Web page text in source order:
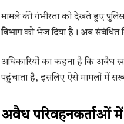
मामले की गंभीरता को देखते हुए पुलिस
विभागको भेज दिया है। अब संबंधित
अधिकारियों का कहना है कि अवैध
पहुंचाता है, इसलिए ऐसे मामलों में
अवैध परिवहनकर्ताओं